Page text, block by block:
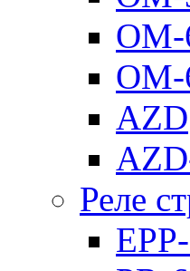
ОМ-
ОМ-
AZD
Реле